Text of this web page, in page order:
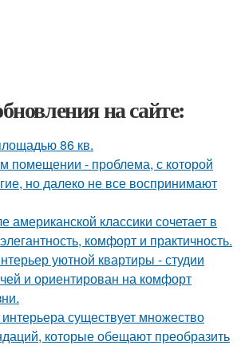
на сайте:
86 кв.
помещении - проблема, с которой
но далеко не все воспринимают
американской классики сочетает в
комфорт и практичность.
уютной квартиры - студии
и ориентирован на комфорт
существует множество
которые обещают преобразить